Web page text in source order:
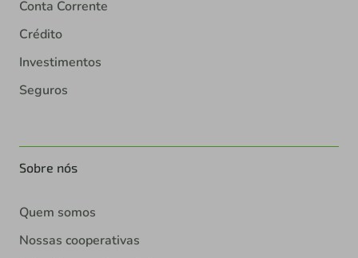
Conta Corrente
Crédito
Investimentos
Seguros
Sobre nós
Quem somos
Nossas cooperativas